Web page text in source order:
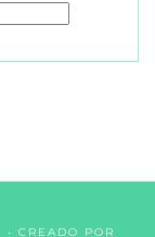
• CREADO POR